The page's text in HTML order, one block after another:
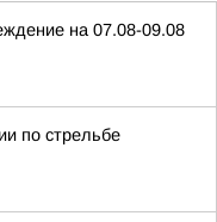
на 07.08-09.08
по стрельбе